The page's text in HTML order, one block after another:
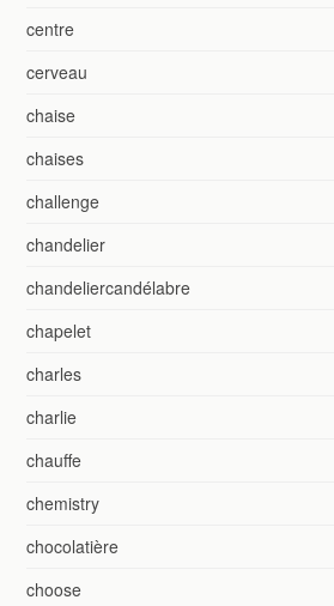
centre
cerveau
chaise
chaises
challenge
chandelier
chandeliercandélabre
chapelet
charles
charlie
chauffe
chemistry
chocolatière
choose